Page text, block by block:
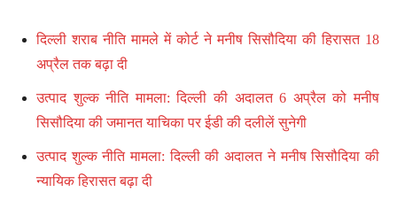
दिल्ली शराब नीति मामले में कोर्ट ने मनीष सिसौदिया की हिरासत 18
अप्रैल तक बढ़ा दी
उत्पाद शुल्क नीति मामला: दिल्ली की अदालत 6 अप्रैल को मनीष
सिसौदिया की जमानत याचिका पर ईडी की दलीलें सुनेगी
उत्पाद शुल्क नीति मामला: दिल्ली की अदालत ने मनीष सिसौदिया की
न्यायिक हिरासत बढ़ा दी